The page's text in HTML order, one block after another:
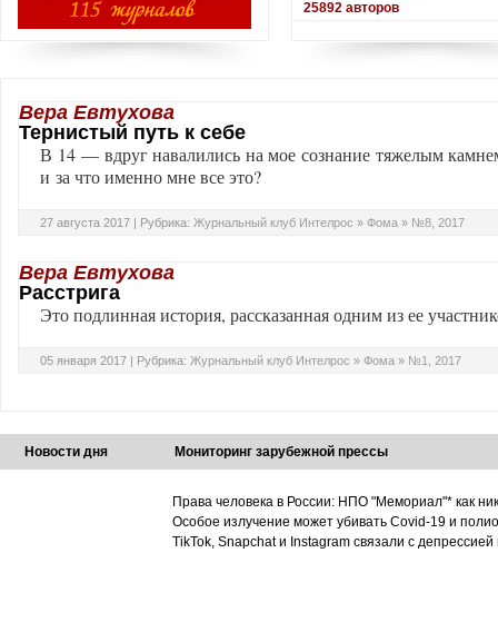
25892 авторов
Вера Евтухова
Тернистый путь к себе
В 14 — вдруг навалились на мое сознание тяжелым
и за что именно мне все это?
27 августа 2017 | Рубрика: Журнальный клуб Интелрос » Фома » №8, 2017
Вера Евтухова
Расстрига
Это подлинная история, рассказанная одним из ее
05 января 2017 | Рубрика: Журнальный клуб Интелрос » Фома » №1, 2017
Новости дня Мониторинг зарубежной прессы
Права человека в России: НПО "Мемориал"* как
Особое излучение может убивать Covid-19 и
TikTok, Snapchat и Instagram связали с